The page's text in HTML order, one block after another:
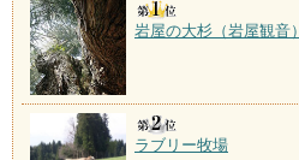
岩屋の大杉（岩屋観音）
ラブリー牧場